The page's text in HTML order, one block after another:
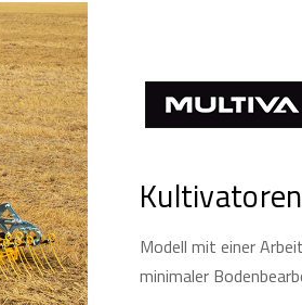
Modell mit einer
minimaler